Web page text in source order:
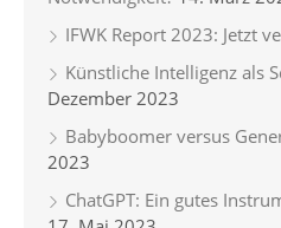
IFWK Report 2023: Jetzt
Künstliche Intelligenz als
Dezember 2023
Babyboomer versus
2023
ChatGPT: Ein gutes